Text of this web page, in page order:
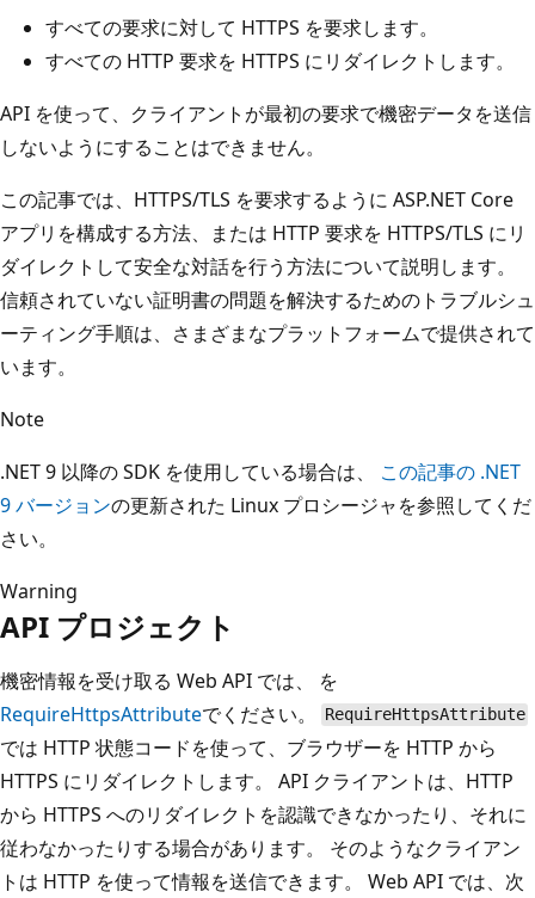
すべての要求に対して HTTPS を要求します。
すべての HTTP 要求を HTTPS にリダイレクトします。
API を使って、クライアントが最初の要求で機密データを送信
しないようにすることはできません。
この記事では、HTTPS/TLS を要求するように ASP.NET Core
アプリを構成する方法、または HTTP 要求を HTTPS/TLS にリ
ダイレクトして安全な対話を行う方法について説明します。
信頼されていない証明書の問題を解決するためのトラブルシュ
ーティング手順は、さまざまなプラットフォームで提供されて
います。
Note
.NET 9 以降の SDK を使用している場合は、 この記事の .NET
9 バージョンの更新された Linux プロシージャを参照してくだ
さい。
Warning
API プロジェクト
機密情報を受け取る Web API では、
を
RequireHttpsAttributeでください。 RequireHttpsAttribute
では HTTP 状態コードを使って、ブラウザーを HTTP から
HTTPS にリダイレクトします。 API クライアントは、HTTP
から HTTPS へのリダイレクトを認識できなかったり、それに
従わなかったりする場合があります。 そのようなクライアン
トは HTTP を使って情報を送信できます。 Web API では、次